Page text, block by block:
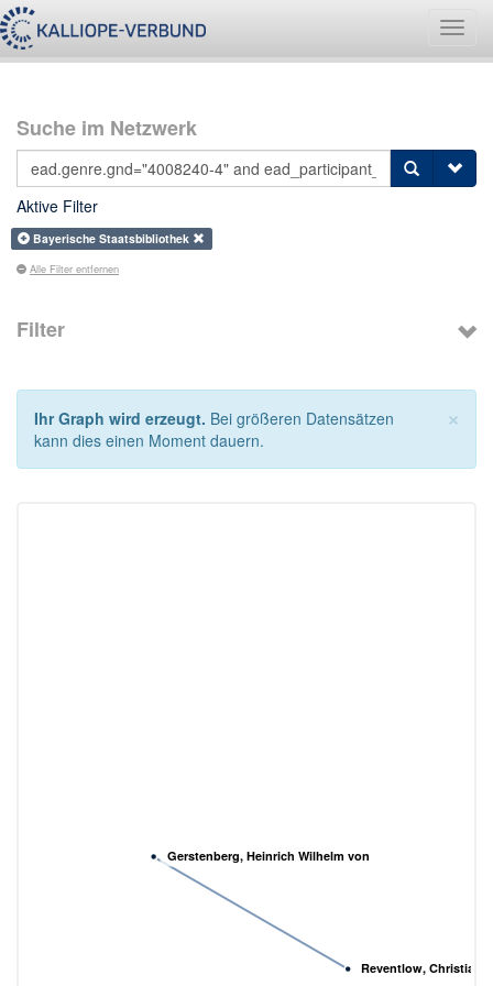
Suche im Netzwerk
Aktive Filter
Bayerische Staatsbibliothek
Alle Filter entfernen
Filter
×
Ihr Graph wird erzeugt. Bei größeren Datensätzen
kann dies einen Moment dauern.
Reventlow, Christian
Gerstenberg, Heinrich Wilhelm von